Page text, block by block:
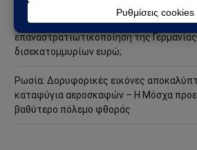
Ανάλυση Andrew Korybko: Τι οδηγεί την
επαναστρατιωτικοποίηση της
δισεκατομμυρίων ευρώ;
Ρωσία: Δορυφορικές εικόνες
καταφύγια αεροσκαφών – Η Μόσχα
βαθύτερο πόλεμο φθοράς